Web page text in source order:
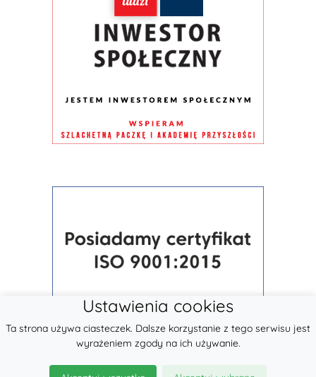
Ustawienia cookies
Ta strona używa ciasteczek. Dalsze korzystanie z tego serwisu jest
wyrażeniem zgody na ich używanie.